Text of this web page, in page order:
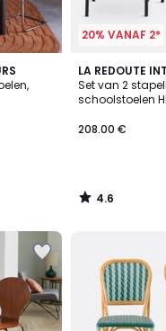
20% VANAF 2*
LA REDOUTE
Set van 2
schoolstoelen
208.00 €
4.6
/ 5
4.6
/